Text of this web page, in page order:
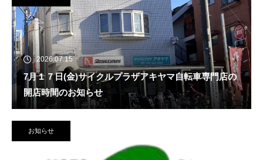
2026.07.15
7月１７日(金)サイクルプラザアキヤマ自転車専門店の
開店時間のお知らせ
お知らせ